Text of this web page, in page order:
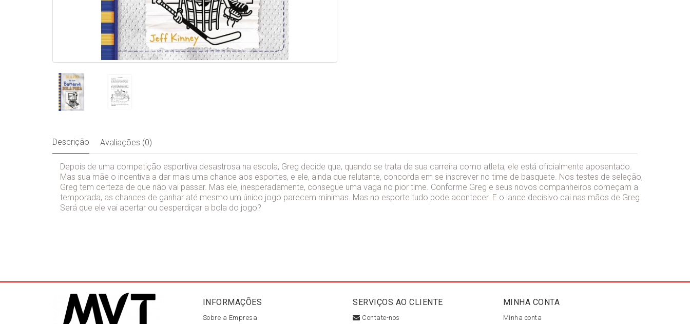
Descrição Avaliações (0)
Depois de uma competição esportiva desastrosa na escola, Greg decide que, quando se trata de sua carreira como atleta, ele está oficialmente aposentado.
Mas sua mãe o incentiva a dar mais uma chance aos esportes, e ele, ainda que relutante, concorda em se inscrever no time de basquete. Nos testes de seleção,
Greg tem certeza de que não vai passar. Mas ele, inesperadamente, consegue uma vaga no pior time. Conforme Greg e seus novos companheiros começam a
temporada, as chances de ganhar até mesmo um único jogo parecem mínimas. Mas no esporte tudo pode acontecer. E o lance decisivo cai nas mãos de Greg.
Será que ele vai acertar ou desperdiçar a bola do jogo?
INFORMAÇÕES
Sobre a Empresa
SERVIÇOS AO CLIENTE
Contate-nos
MINHA CONTA
Minha conta